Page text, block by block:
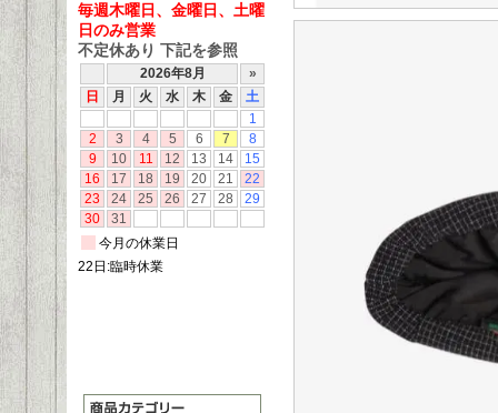
毎週木曜日、金曜日、土曜
日のみ営業
不定休あり 下記を参照